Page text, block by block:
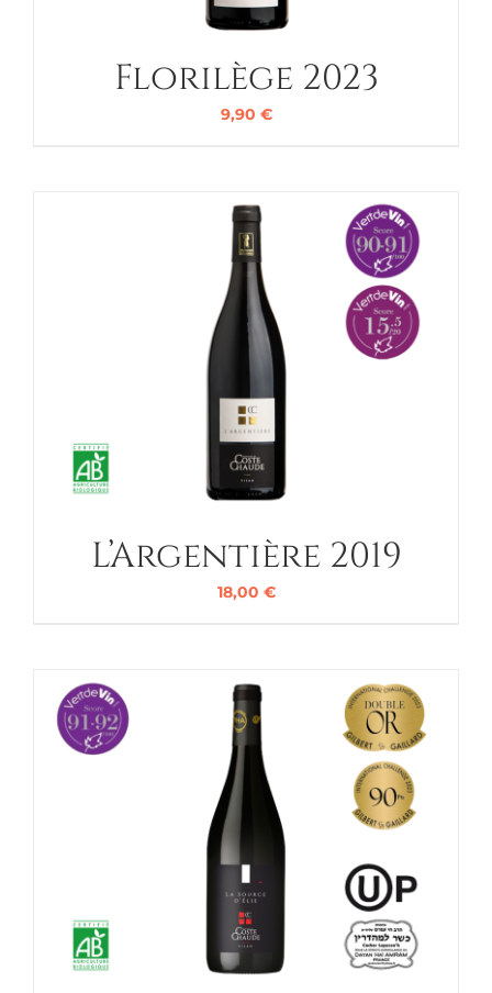
Florilège 2023
9,90 €
L’Argentière 2019
18,00 €